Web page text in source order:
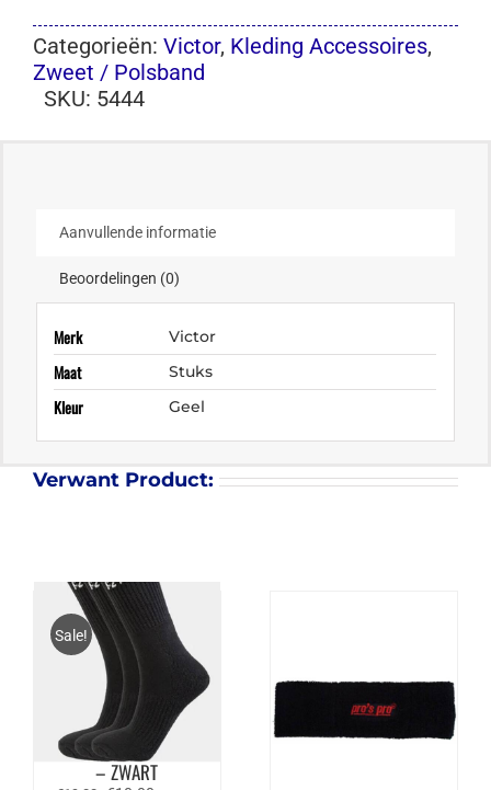
Categorieën: Victor, Kleding Accessoires,
Zweet / Polsband
SKU: 5444
Aanvullende informatie
Beoordelingen (0)
Merk Victor
Maat Stuks
Kleur Geel
Verwant Product:
Sale!
FZ FORZA COMFORT
SOCK LONG 3 PACK
– ZWART